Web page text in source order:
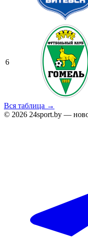
6
Вся таблица →
© 2026 24sport.by —